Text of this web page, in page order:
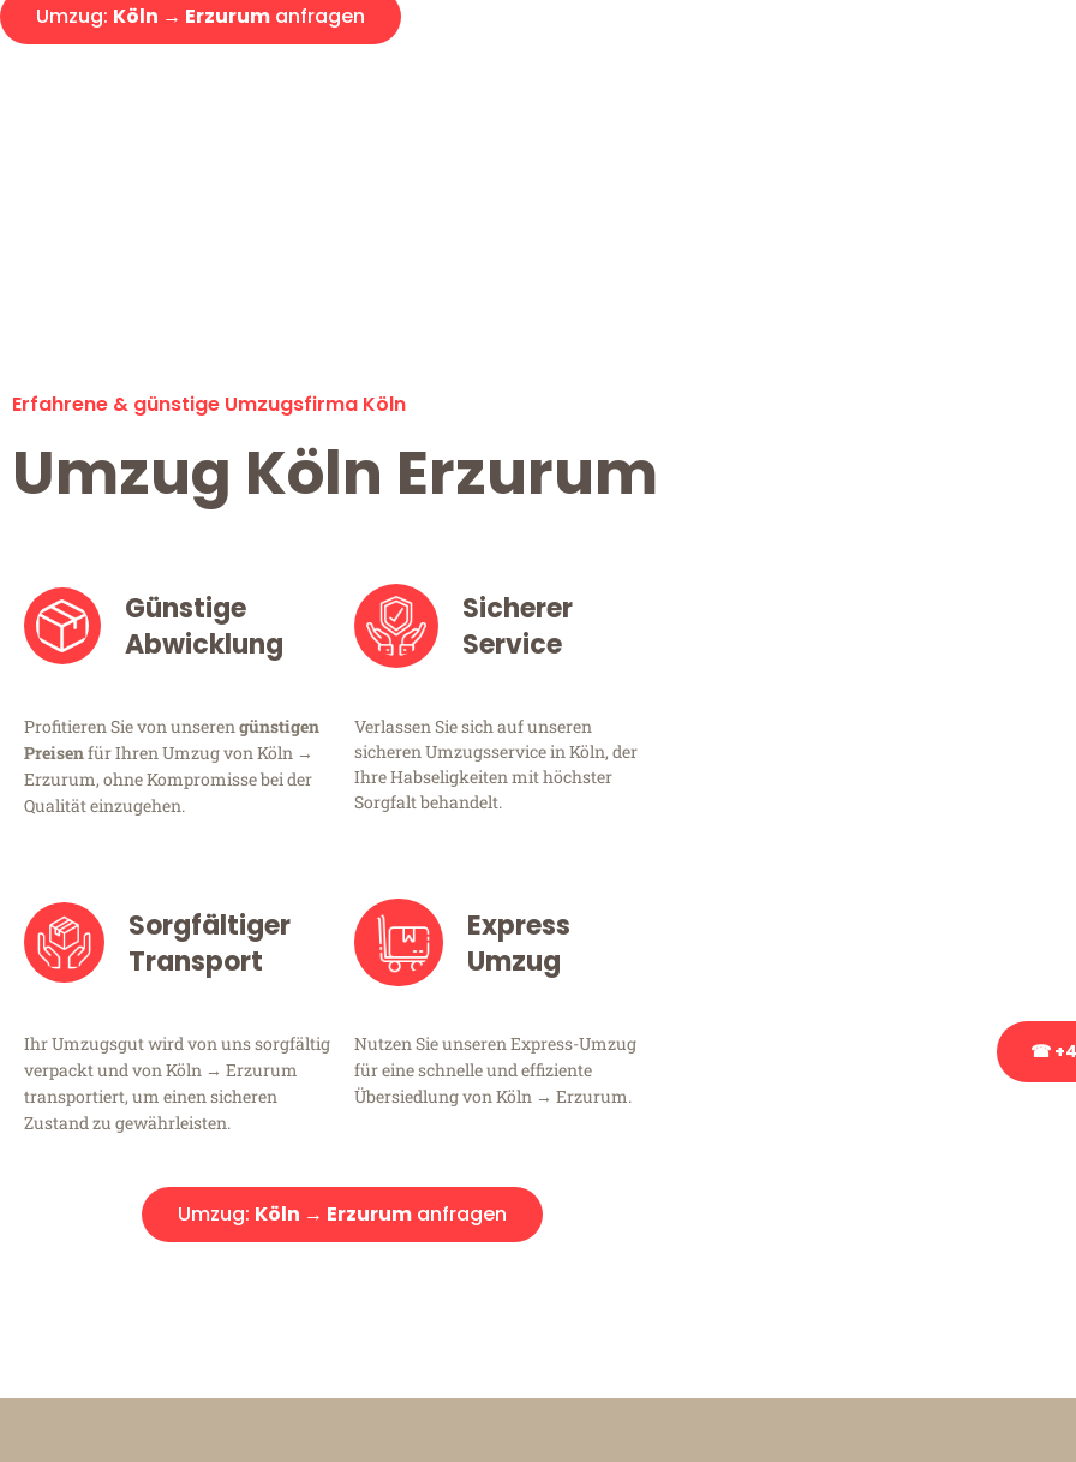
Umzug: Köln → Erzurum anfragen
Erfahrene & günstige Umzugsfirma Köln
Umzug Köln Erzurum
Günstige
Abwicklung
Profitieren Sie von unserengünstigen
Preisenfür Ihren Umzug von Köln →
Erzurum, ohne Kompromisse bei der
Qualität einzugehen.
Sicherer
Service
Verlassen Sie sich auf unseren
sicheren Umzugsservice in Köln, der
Ihre Habseligkeiten mit höchster
Sorgfalt behandelt.
Sorgfältiger
Transport
Ihr Umzugsgut wird von uns sorgfältig
verpackt und von Köln → Erzurum
transportiert, um einen sicheren
Zustand zu gewährleisten.
Express
Umzug
Nutzen Sie unseren Express-Umzug
für eine schnelle und effiziente
Übersiedlung von Köln → Erzurum.
Umzug: Köln → Erzurum anfragen
☎